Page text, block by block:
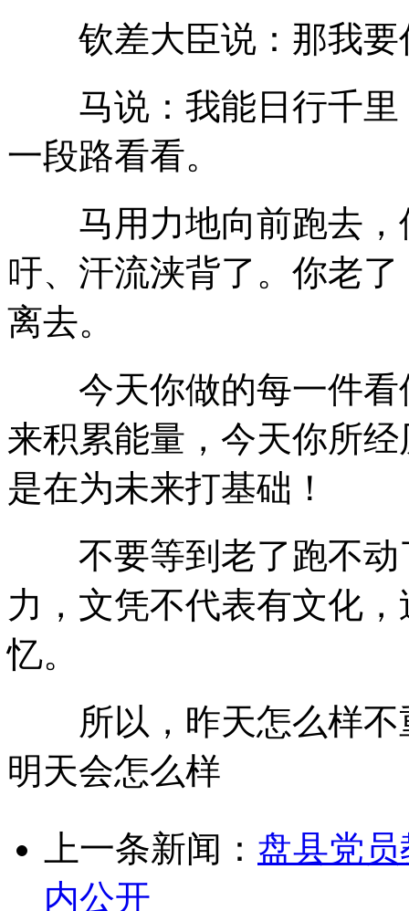
钦差大臣说：那我要
马说：我能日行千里
一段路看看。
马用力地向前跑去，
吁、汗流浃背了。你老
离去。
今天你做的每一件看
来积累能量，今天你所
是在为未来打基础！
不要等到老了跑不动
力，文凭不代表有文化
忆。
所以，昨天怎么样不
明天会怎么样
上一条新闻： 盘县党
内公开